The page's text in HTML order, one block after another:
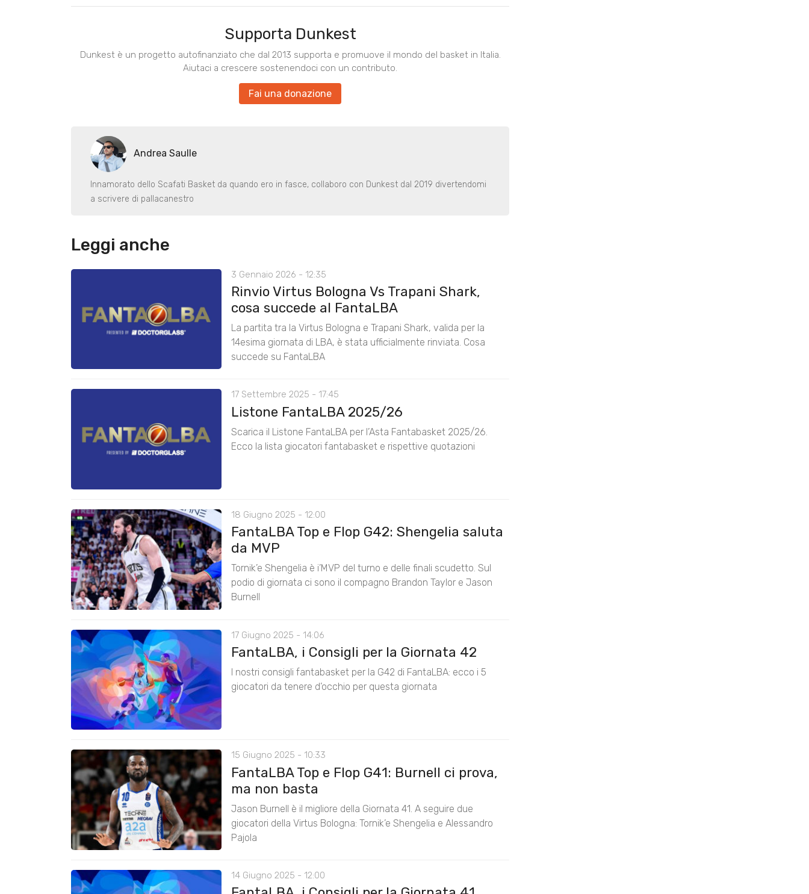
Supporta Dunkest
Dunkest è un progetto autofinanziato che dal 2013 supporta e promuove il mondo del basket in Italia.
Aiutaci a crescere sostenendoci con un contributo.
Fai una donazione
Andrea Saulle
Innamorato dello Scafati Basket da quando ero in fasce, collaboro con Dunkest dal 2019 divertendomi
a scrivere di pallacanestro
Leggi anche
3 Gennaio 2026 - 12:35
Rinvio Virtus Bologna Vs Trapani Shark,
cosa succede al FantaLBA
La partita tra la Virtus Bologna e Trapani Shark, valida per la
14esima giornata di LBA, è stata ufficialmente rinviata. Cosa
succede su FantaLBA
17 Settembre 2025 - 17:45
Listone FantaLBA 2025/26
Scarica il Listone FantaLBA per l’Asta Fantabasket 2025/26.
Ecco la lista giocatori fantabasket e rispettive quotazioni
18 Giugno 2025 - 12:00
FantaLBA Top e Flop G42: Shengelia saluta
da MVP
Tornik’e Shengelia è i’MVP del turno e delle finali scudetto. Sul
podio di giornata ci sono il compagno Brandon Taylor e Jason
Burnell
17 Giugno 2025 - 14:06
FantaLBA, i Consigli per la Giornata 42
I nostri consigli fantabasket per la G42 di FantaLBA: ecco i 5
giocatori da tenere d’occhio per questa giornata
15 Giugno 2025 - 10:33
FantaLBA Top e Flop G41: Burnell ci prova,
ma non basta
Jason Burnell è il migliore della Giornata 41. A seguire due
giocatori della Virtus Bologna: Tornik’e Shengelia e Alessandro
Pajola
14 Giugno 2025 - 12:00